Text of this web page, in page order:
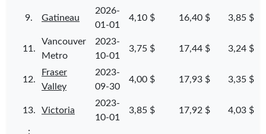
9. Gatineau
2026-
01-01
4,10 $ 16,40 $ 3,85 $
11.
Vancouver
Metro
2023-
10-01
3,75 $ 17,44 $ 3,24 $
12.
Fraser
Valley
2023-
09-30
4,00 $ 17,93 $ 3,35 $
13. Victoria
2023-
10-01
3,85 $ 17,92 $ 4,03 $